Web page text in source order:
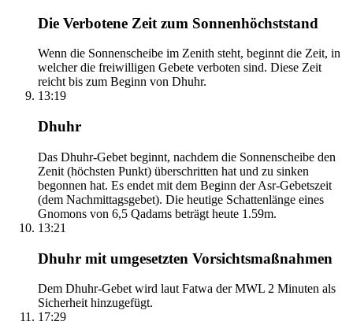
Die Verbotene Zeit zum Sonnenhöchststand
Wenn die Sonnenscheibe im Zenith steht, beginnt die Zeit, in
welcher die freiwilligen Gebete verboten sind. Diese Zeit
reicht bis zum Beginn von Dhuhr.
13:19
Dhuhr
Das Dhuhr-Gebet beginnt, nachdem die Sonnenscheibe den
Zenit (höchsten Punkt) überschritten hat und zu sinken
begonnen hat. Es endet mit dem Beginn der Asr-Gebetszeit
(dem Nachmittagsgebet). Die heutige Schattenlänge eines
Gnomons von 6,5 Qadams beträgt heute 1.59m.
13:21
Dhuhr mit umgesetzten Vorsichtsmaßnahmen
Dem Dhuhr-Gebet wird laut Fatwa der MWL 2 Minuten als
Sicherheit hinzugefügt.
17:29